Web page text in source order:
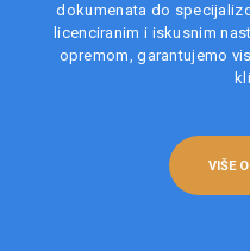
dokumenata do
licenciranim i iskusnim
opremom, garantujemo
VIŠE